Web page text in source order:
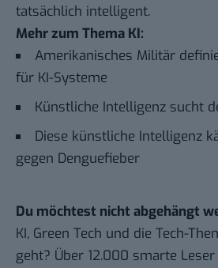
tatsächlich intelligent.
Mehr zum Thema KI:
Amerikanisches Militär
für KI-Systeme
Künstliche Intelligenz sucht
Diese künstliche Intelligenz
gegen Denguefieber
Du möchtest nicht abgehängt
KI, Green Tech und die Tech-
geht? Über 12.000 smarte